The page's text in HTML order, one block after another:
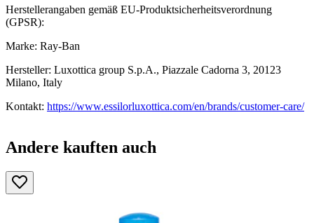
Herstellerangaben gemäß EU-Produktsicherheitsverordnung
(GPSR):
Marke: Ray-Ban
Hersteller: Luxottica group S.p.A., Piazzale Cadorna 3, 20123
Milano, Italy
Kontakt: https://www.essilorluxottica.com/en/brands/customer-care/
Andere kauften auch